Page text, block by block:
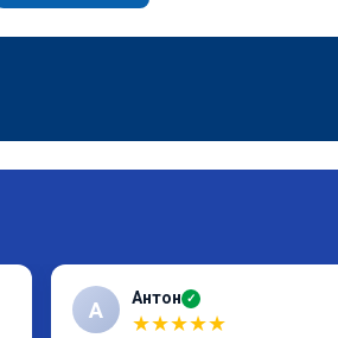
А Антон ✓
★★★★★